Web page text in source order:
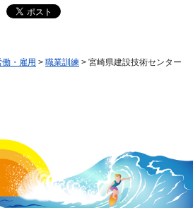
働・雇用 > 職業訓練 > 宮崎県建設技術センター